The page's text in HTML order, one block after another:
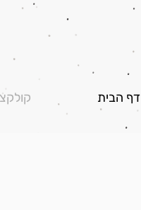
דף הבית